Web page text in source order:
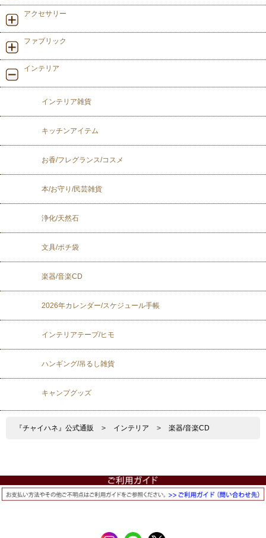
アクセサリー
ファブリック
インテリア
インテリア雑貨
キッチンアイテム
お香/フレグランス/コスメ
本/お守り/民芸雑貨
浄化/天然石
文具/ポチ袋
楽器/音楽CD
2026年カレンダー/スケジュール手帳
インテリアテープ/ヒモ
ハンギング/吊るし雑貨
キャンプグッズ
『チャイハネ』公式通販 > インテリア > 楽器/音楽CD